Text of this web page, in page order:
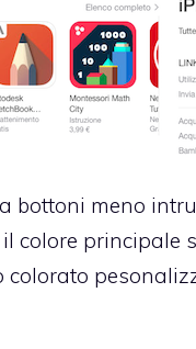
meno
colore principale